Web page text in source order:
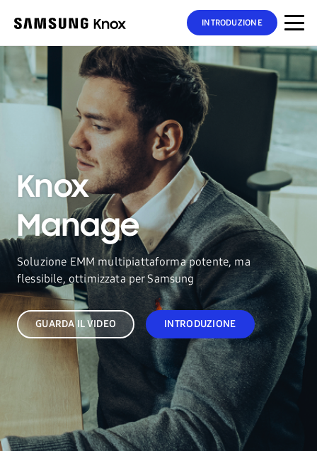
INTRODUZIONE
Knox
Manage
Soluzione EMM multipiattaforma potente, ma
flessibile, ottimizzata per Samsung
GUARDA IL VIDEO INTRODUZIONE